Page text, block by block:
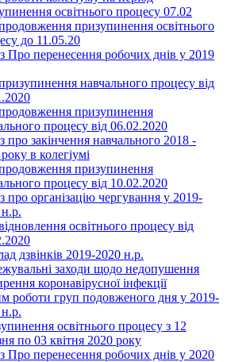
освітнього процесу 07.02
призупинення освітнього
до 11.05.20
Про перенесення робочих днів у 2019
навчального процесу від
призупинення
процесу від 06.02.2020
про закінчення навчального 2018 -
в колегіумі
призупинення
процесу від 10.02.2020
про організацію чергування у 2019-
освітнього процесу від
дзвінків 2019-2020 н.р.
заходи щодо недопушення
коронавірусної інфекції
роботи груп подовженого дня у 2019-
освітнього процесу з 12
по 03 квітня 2020 року
Про перенесення робочих днів у 2020